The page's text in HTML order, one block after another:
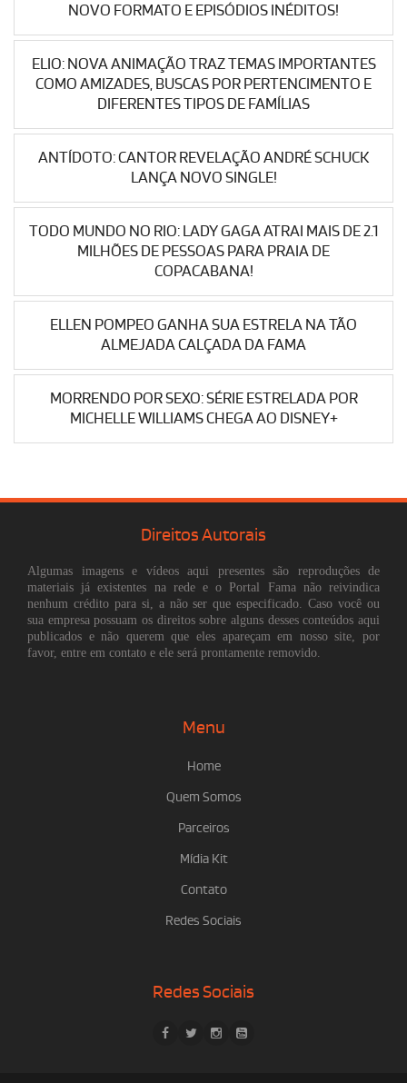
NOVO FORMATO E EPISÓDIOS INÉDITOS!
ELIO: NOVA ANIMAÇÃO TRAZ TEMAS IMPORTANTES
COMO AMIZADES, BUSCAS POR PERTENCIMENTO E
DIFERENTES TIPOS DE FAMÍLIAS
ANTÍDOTO: CANTOR REVELAÇÃO ANDRÉ SCHUCK
LANÇA NOVO SINGLE!
TODO MUNDO NO RIO: LADY GAGA ATRAI MAIS DE 2.1
MILHÕES DE PESSOAS PARA PRAIA DE
COPACABANA!
ELLEN POMPEO GANHA SUA ESTRELA NA TÃO
ALMEJADA CALÇADA DA FAMA
MORRENDO POR SEXO: SÉRIE ESTRELADA POR
MICHELLE WILLIAMS CHEGA AO DISNEY+
Direitos Autorais
Algumas imagens e vídeos aqui presentes são reproduções de
materiais já existentes na rede e o Portal Fama não reivindica
nenhum crédito para si, a não ser que especificado. Caso você ou
sua empresa possuam os direitos sobre alguns desses conteúdos aqui
publicados e não querem que eles apareçam em nosso site, por
favor, entre em contato e ele será prontamente removido.
Menu
Home
Quem Somos
Parceiros
Mídia Kit
Contato
Redes Sociais
Redes Sociais